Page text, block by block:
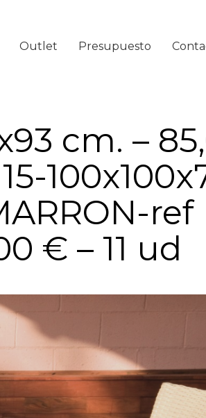
Outlet Presupuesto
cm. –
ref
€ – 11 ud